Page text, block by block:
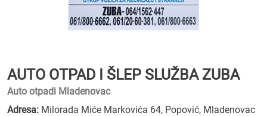
AUTO OTPAD I ŠLEP SLUŽBA ZUBA
Auto otpadi Mladenovac
Adresa: Milorada Miće Markovića 64, Popović, Mladenovac